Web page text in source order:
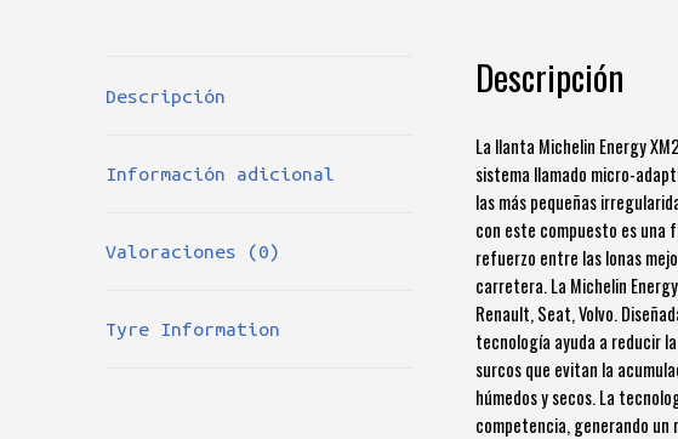
Descripción
Información adicional
Valoraciones (0)
Tyre Information
Descripción
La llanta Michelin Energy
sistema llamado micro-
las más pequeñas
con este compuesto es una
refuerzo entre las lonas
carretera. La Michelin
Renault, Seat, Volvo.
tecnología ayuda a reducir
surcos que evitan la
húmedos y secos. La
competencia, generando un